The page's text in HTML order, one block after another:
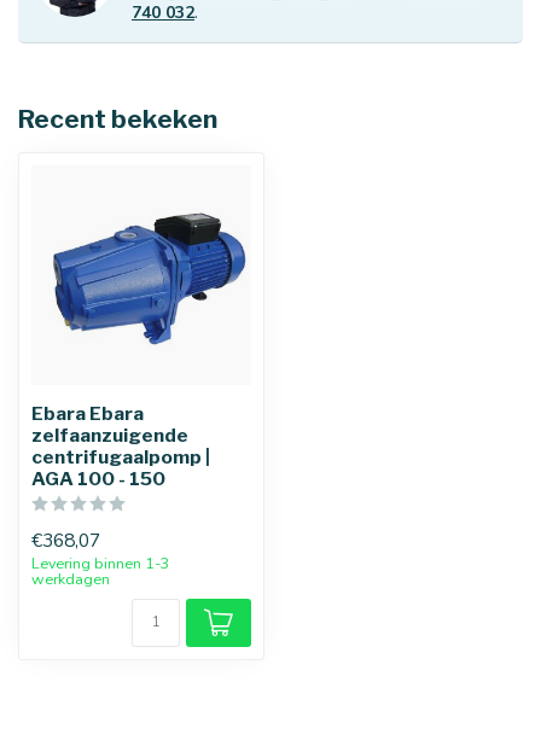
740 032.
Recent bekeken
Ebara Ebara
zelfaanzuigende
centrifugaalpomp |
AGA 100 - 150
€368,07
Levering binnen 1-3
werkdagen